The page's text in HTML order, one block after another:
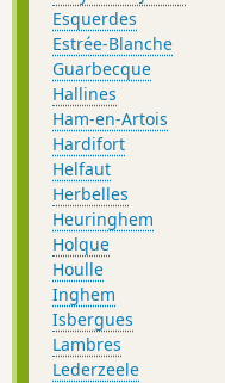
Esquerdes
Estrée-Blanche
Guarbecque
Hallines
Ham-en-Artois
Hardifort
Helfaut
Herbelles
Heuringhem
Holque
Houlle
Inghem
Isbergues
Lambres
Lederzeele